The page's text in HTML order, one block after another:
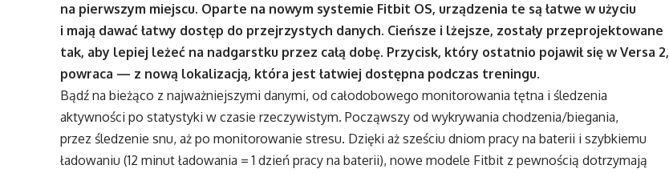
na pierwszym miejscu. Oparte na nowym systemie Fitbit OS, urządzenia te są łatwe w użyciu
i mają dawać łatwy dostęp do przejrzystych danych. Cieńsze i lżejsze, zostały przeprojektowane
tak, aby lepiej leżeć na nadgarstku przez całą dobę. Przycisk, który ostatnio pojawił się w Versa 2,
powraca — z nową lokalizacją, która jest łatwiej dostępna podczas treningu.
Bądź na bieżąco z najważniejszymi danymi, od całodobowego monitorowania tętna i śledzenia
aktywności po statystyki w czasie rzeczywistym. Począwszy od wykrywania chodzenia/biegania,
przez śledzenie snu, aż po monitorowanie stresu. Dzięki aż sześciu dniom pracy na baterii i szybkiemu
ładowaniu (12 minut ładowania = 1 dzień pracy na baterii), nowe modele Fitbit z pewnością dotrzymają